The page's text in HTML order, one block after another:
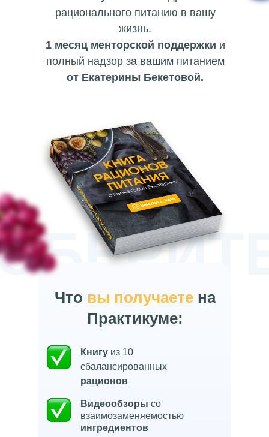
рационального питанию в вашу
жизнь.
1 месяц менторской поддержки и
полный надзор за вашим питанием
от Екатерины Бекетовой.
Что вы получаете на
Практикуме:
Книгу из 10
сбалансированных
рационов
Видеообзоры со
взаимозаменяемостью
ингредиентов